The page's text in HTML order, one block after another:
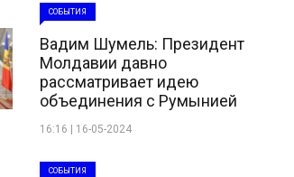
СОБЫТИЯ
Вадим Шумель: Президент
Молдавии давно
рассматривает идею
объединения с Румынией
16:16 | 16-05-2024
СОБЫТИЯ